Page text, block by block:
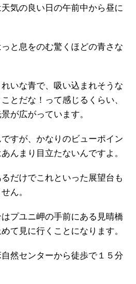
気の良い日の午前中から昼に
と息をのむ驚くほどの青さな
いな青で、吸い込まれそうな
とだな！って感じるくらい、
が広がっています。
すが、かなりのビューポイン
んまり目立たないんですよ。
だけでこれといった展望台も
ん。
プユニ岬の手前にある見晴橋
て見に行くことになります。
然センターから徒歩で１５分